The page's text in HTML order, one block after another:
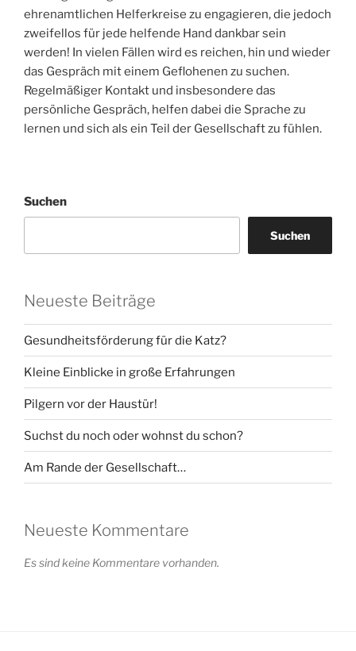
ehrenamtlichen Helferkreise zu engagieren, die jedoch
zweifellos für jede helfende Hand dankbar sein
werden! In vielen Fällen wird es reichen, hin und wieder
das Gespräch mit einem Geflohenen zu suchen.
Regelmäßiger Kontakt und insbesondere das
persönliche Gespräch, helfen dabei die Sprache zu
lernen und sich als ein Teil der Gesellschaft zu fühlen.
Suchen
Suchen
Neueste Beiträge
Gesundheitsförderung für die Katz?
Kleine Einblicke in große Erfahrungen
Pilgern vor der Haustür!
Suchst du noch oder wohnst du schon?
Am Rande der Gesellschaft…
Neueste Kommentare
Es sind keine Kommentare vorhanden.